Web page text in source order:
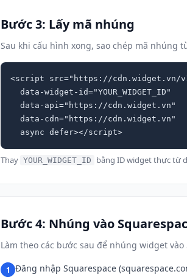
Bước 3: Lấy mã nhúng
Sau khi cấu hình xong, sao chép mã nhúng
<script src="https://cdn.widget.vn/
  async defer></script>
Thay YOUR_WIDGET_ID bằng ID widget thực từ
Bước 4: Nhúng vào
Làm theo các bước sau để nhúng widget vào
1 Đăng nhập Squarespace